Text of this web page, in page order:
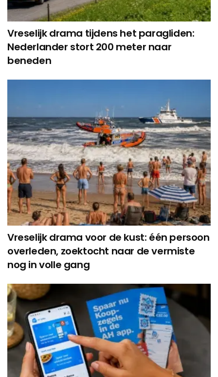
Vreselijk drama tijdens het paragliden:
Nederlander stort 200 meter naar
beneden
Vreselijk drama voor de kust: één persoon
overleden, zoektocht naar de vermiste
nog in volle gang